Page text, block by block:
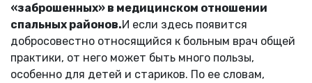
«заброшенных» в медицинском отношении
спальных районов.И если здесь появится
добросовестно относящийся к больным врач общей
практики, от него может быть много пользы,
особенно для детей и стариков. По ее словам,